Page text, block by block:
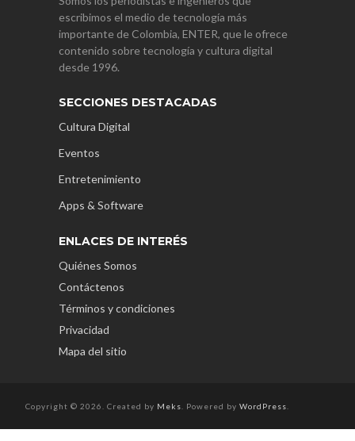
escribimos el medio de tecnología más
importante de Colombia, ENTER, que le ofrece
contenido sobre tecnología y cultura digital
desde 1996.
SECCIONES DESTACADAS
Cultura Digital
Eventos
Entretenimiento
Apps & Software
ENLACES DE INTERÉS
Quiénes Somos
Contáctenos
Términos y condiciones
Privacidad
Mapa del sitio
Copyright © 2026. Created by Meks . Powered by WordPress